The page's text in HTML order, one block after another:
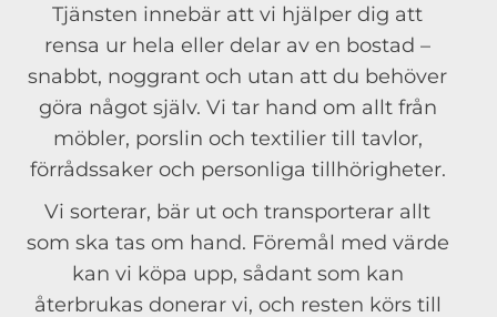
Tjänsten innebär att vi hjälper dig att
rensa ur hela eller delar av en bostad –
snabbt, noggrant och utan att du behöver
göra något själv. Vi tar hand om allt från
möbler, porslin och textilier till tavlor,
förrådssaker och personliga tillhörigheter.
Vi sorterar, bär ut och transporterar allt
som ska tas om hand. Föremål med värde
kan vi köpa upp, sådant som kan
återbrukas donerar vi, och resten körs till